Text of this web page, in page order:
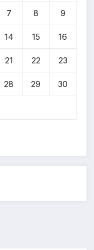
7 8 9
14 15 16
21 22 23
28 29 30